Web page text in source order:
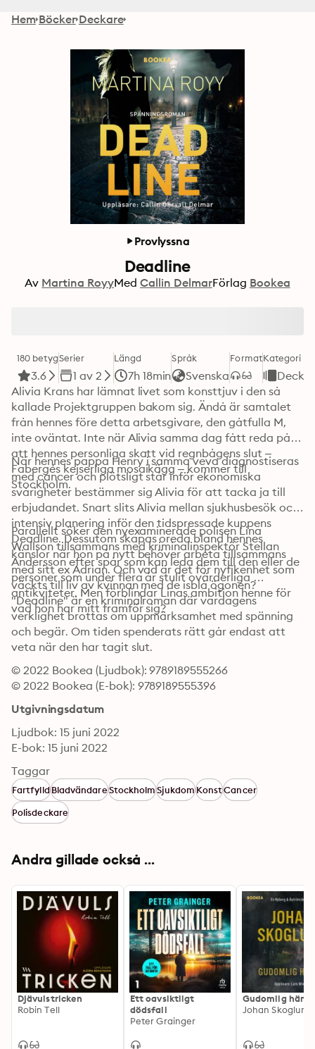
Hem Böcker Deckare
Provlyssna
Deadline
Av Martina RoyyMed Callin DelmarFörlag Bookea
180 betyg
3.6
Serier
1 av 2
Längd
7h 18min
Språk
Svenska
FormatKategori
Alivia Krans har lämnat livet som konsttjuv i den så
kallade Projektgruppen bakom sig. Ändå är samtalet
från hennes före detta arbetsgivare, den gåtfulla M,
inte oväntat. Inte när Alivia samma dag fått reda på
att hennes personliga skatt vid regnbågens slut –
Fabergés kejserliga mosaikägg – kommer till
Stockholm.
När hennes pappa Henry i samma veva diagnostiseras
med cancer och plötsligt står inför ekonomiska
svårigheter bestämmer sig Alivia för att tacka ja till
erbjudandet. Snart slits Alivia mellan sjukhusbesök och
intensiv planering inför den tidspressade kuppens
Deadline. Dessutom skapas oreda bland hennes
känslor när hon på nytt behöver arbeta tillsammans
med sitt ex Adrian. Och vad är det för nyfikenhet som
väckts till liv av kvinnan med de isblå ögonen?
Parallellt söker den nyexaminerade polisen Lina
Wallson tillsammans med kriminalinspektör Stellan
Andersson efter spår som kan leda dem till den eller de
personer som under flera år stulit ovärderliga
antikviteter. Men förblindar Linas ambition henne för
vad hon har mitt framför sig?
"Deadline" är en kriminalroman där vardagens
verklighet brottas om uppmärksamhet med spänning
och begär. Om tiden spenderats rätt går endast att
veta när den har tagit slut.
© 2022 Bookea (Ljudbok): 9789189555266
© 2022 Bookea (E-bok): 9789189555396
Utgivningsdatum
Ljudbok: 15 juni 2022
E-bok: 15 juni 2022
Taggar
FartfylldBladvändareStockholmSjukdomKonstCancer
Polisdeckare
Andra gillade också ...
Djävulstricken
Robin Tell
Ett oavsiktligt
dödsfall
Peter Grainger
Gudomlig
Johan Skoglund